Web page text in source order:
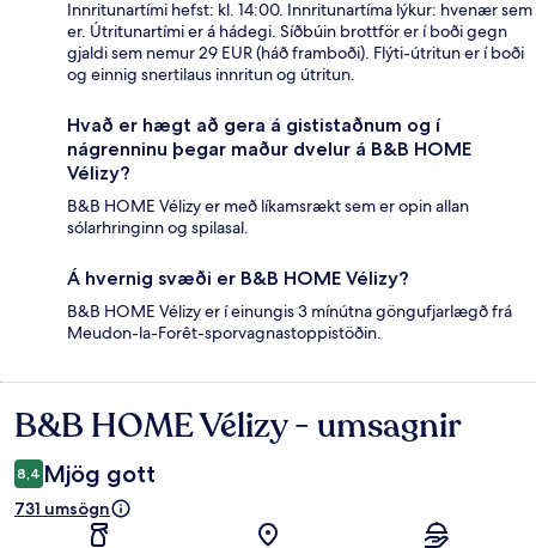
Innritunartími hefst: kl. 14:00. Innritunartíma lýkur: hvenær sem
er. Útritunartími er á hádegi. Síðbúin brottför er í boði gegn
gjaldi sem nemur 29 EUR (háð framboði). Flýti-útritun er í boði
og einnig snertilaus innritun og útritun.
Hvað er hægt að gera á gististaðnum og í
nágrenninu þegar maður dvelur á B&B HOME
Vélizy?
B&B HOME Vélizy er með líkamsrækt sem er opin allan
sólarhringinn og spilasal.
Á hvernig svæði er B&B HOME Vélizy?
B&B HOME Vélizy er í einungis 3 mínútna göngufjarlægð frá
Meudon-la-Forêt-sporvagnastoppistöðin.
Umsagnir
B&B HOME Vélizy - umsagnir
8,4 Mjög gott
731 umsögn